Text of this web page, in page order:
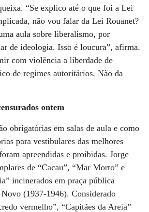
“Se explico até o que foi a Lei
não vou falar da Lei Rouanet?
aula sobre liberalismo, por
de ideologia. Isso é loucura”, afirma.
com violência a liberdade de
de regimes autoritários. Não da
ontem
obrigatórias em salas de aula e como
para vestibulares das melhores
apreendidas e proibidas. Jorge
de “Cacau”, “Mar Morto” e
incinerados em praça pública
(1937-1946). Considerado
vermelho”, “Capitães da Areia”